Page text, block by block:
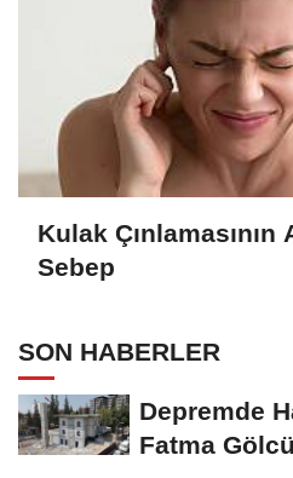
Kulak Çınlamasının
Sebep
SON HABERLER
Depremde
Fatma